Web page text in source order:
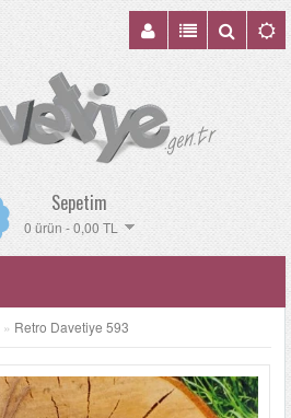
Sepetim
0 ürün - 0,00 TL
» Retro Davetiye 593